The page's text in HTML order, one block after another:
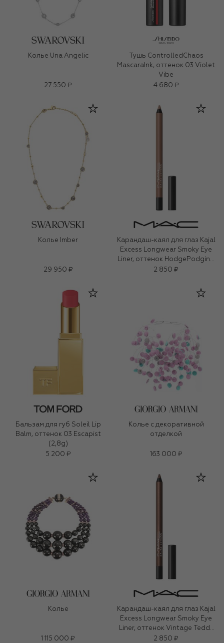
Колье Una Angelic
27 550 ₽
Тушь ControlledChaos
MascaraInk, оттенок 03 Violet
Vibe
4 680 ₽
Колье Imber
29 950 ₽
Карандаш-каял для глаз Kajal
Excess Longwear Smoky Eye
Liner, оттенок HodgePodging
(1,2g)
2 850 ₽
Бальзам для губ Soleil Lip
Balm, оттенок 03 Escapist
(2,8g)
5 200 ₽
Колье с декоративной
отделкой
163 000 ₽
Колье
1 115 000 ₽
Карандаш-каял для глаз Kajal
Excess Longwear Smoky Eye
Liner, оттенок Vintage Teddy
(1,2g)
2 850 ₽